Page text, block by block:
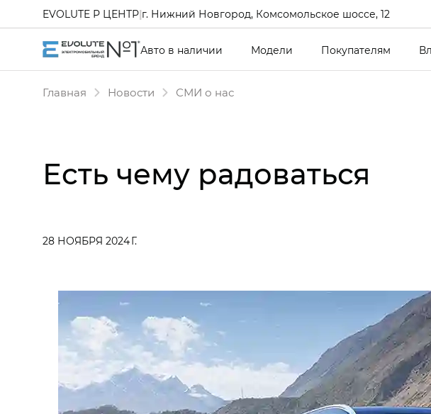
EVOLUTE Р ЦЕНТР|г. Нижний Новгород, Комсомольское шоссе, 12
Авто в наличии Модели Покупателям
Главная Новости СМИ о нас
Есть чему радоваться
28 НОЯБРЯ 2024 Г.